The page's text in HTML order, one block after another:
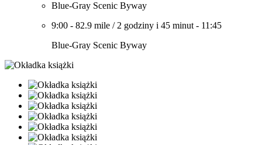
Blue-Gray Scenic Byway
9:00 - 82.9 mile / 2 godziny i 45 minut - 11:45
Blue-Gray Scenic Byway